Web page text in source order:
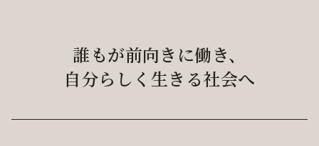
誰もが前向きに働き、
自分らしく生きる社会へ